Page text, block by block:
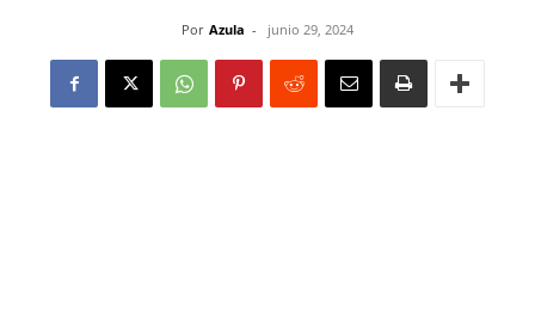
Por Azula - junio 29, 2024